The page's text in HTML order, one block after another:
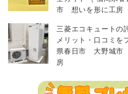
市 想いを形に工房
三菱エコキュートの
メリット・口コミ
県春日市 大野城
房